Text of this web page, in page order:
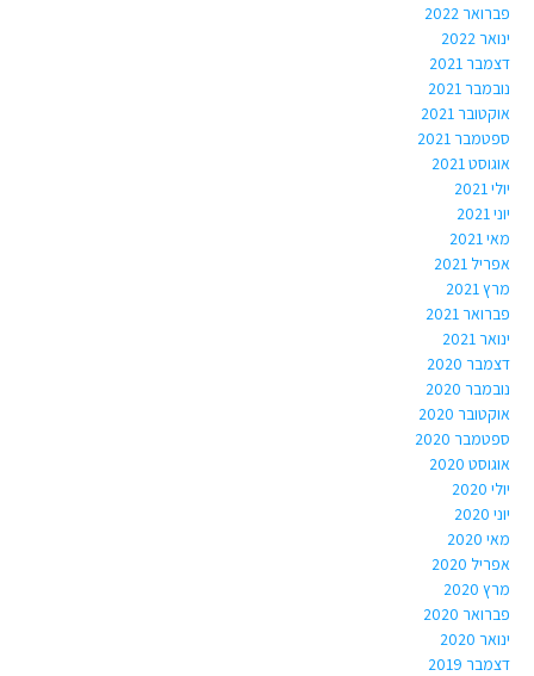
פברואר 2022
ינואר 2022
דצמבר 2021
נובמבר 2021
אוקטובר 2021
ספטמבר 2021
אוגוסט 2021
יולי 2021
יוני 2021
מאי 2021
אפריל 2021
מרץ 2021
פברואר 2021
ינואר 2021
דצמבר 2020
נובמבר 2020
אוקטובר 2020
ספטמבר 2020
אוגוסט 2020
יולי 2020
יוני 2020
מאי 2020
אפריל 2020
מרץ 2020
פברואר 2020
ינואר 2020
דצמבר 2019